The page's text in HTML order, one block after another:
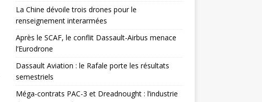
La Chine dévoile trois drones pour le
renseignement interarmées
Après le SCAF, le conflit Dassault-Airbus menace
l’Eurodrone
Dassault Aviation : le Rafale porte les résultats
semestriels
Méga-contrats PAC-3 et Dreadnought : l’industrie